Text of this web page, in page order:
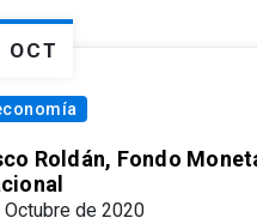
OCT
Roldán, Fondo
de 2020